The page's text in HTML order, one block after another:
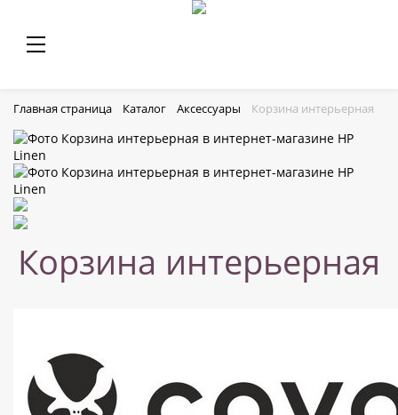
Главная страница Каталог Аксессуары Корзина интерьерная
Корзина интерьерная